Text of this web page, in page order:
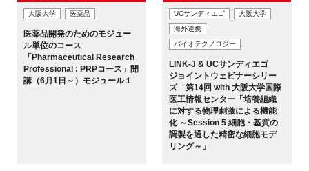
大阪大学 医薬品
医薬品開発のためのモジュー
ル単位のコース
「Pharmaceutical Research
Professional : PRPコース」開
講（6月1日～）モジュール１
UCサンディエゴ
大阪大学
海外連携
バイオテクノロジー
LINK-J & UCサンディエゴ
ジョイントウェビナーシリー
ズ 第14回 with 大阪大学国際
医工情報センター「培養組織
に対する物理刺激による機能
化 ～Session 5 細胞・基質の
調製を通した精密な細胞モデ
リング～」